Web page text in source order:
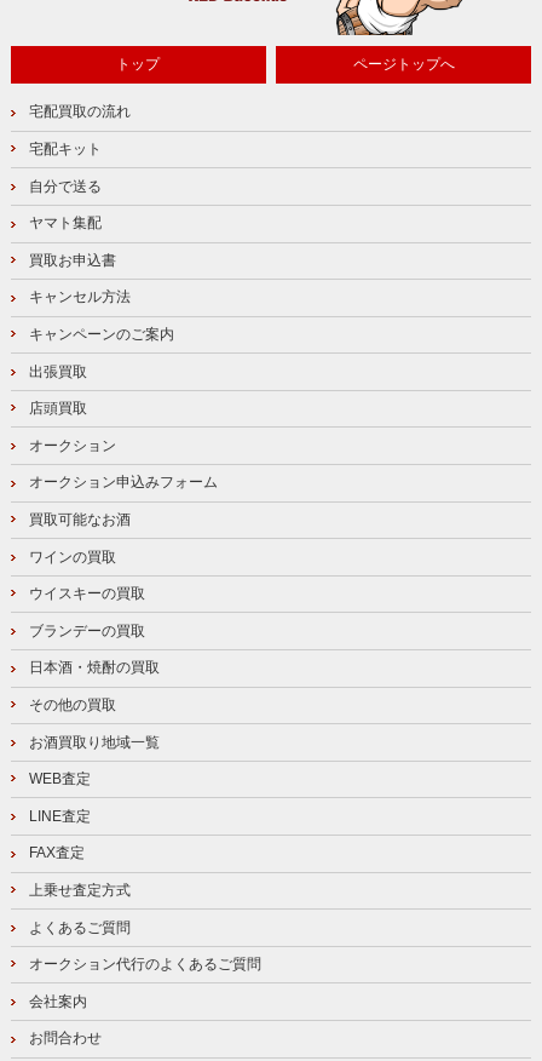
トップ ページトップへ
宅配買取の流れ
宅配キット
自分で送る
ヤマト集配
買取お申込書
キャンセル方法
キャンペーンのご案内
出張買取
店頭買取
オークション
オークション申込みフォーム
買取可能なお酒
ワインの買取
ウイスキーの買取
ブランデーの買取
日本酒・焼酎の買取
その他の買取
お酒買取り地域一覧
WEB査定
LINE査定
FAX査定
上乗せ査定方式
よくあるご質問
オークション代行のよくあるご質問
会社案内
お問合わせ